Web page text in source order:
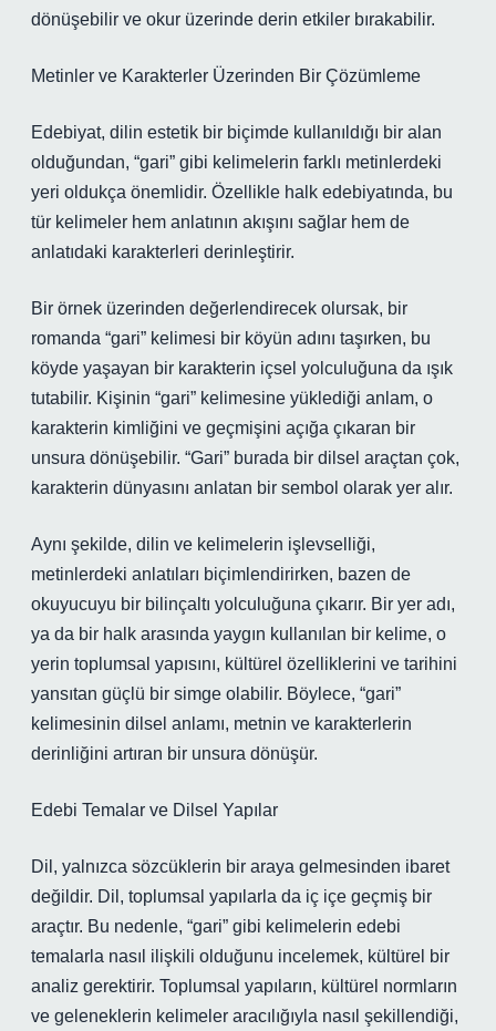
dönüşebilir ve okur üzerinde derin etkiler bırakabilir.
Metinler ve Karakterler Üzerinden Bir Çözümleme
Edebiyat, dilin estetik bir biçimde kullanıldığı bir alan
olduğundan, “gari” gibi kelimelerin farklı metinlerdeki
yeri oldukça önemlidir. Özellikle halk edebiyatında, bu
tür kelimeler hem anlatının akışını sağlar hem de
anlatıdaki karakterleri derinleştirir.
Bir örnek üzerinden değerlendirecek olursak, bir
romanda “gari” kelimesi bir köyün adını taşırken, bu
köyde yaşayan bir karakterin içsel yolculuğuna da ışık
tutabilir. Kişinin “gari” kelimesine yüklediği anlam, o
karakterin kimliğini ve geçmişini açığa çıkaran bir
unsura dönüşebilir. “Gari” burada bir dilsel araçtan çok,
karakterin dünyasını anlatan bir sembol olarak yer alır.
Aynı şekilde, dilin ve kelimelerin işlevselliği,
metinlerdeki anlatıları biçimlendirirken, bazen de
okuyucuyu bir bilinçaltı yolculuğuna çıkarır. Bir yer adı,
ya da bir halk arasında yaygın kullanılan bir kelime, o
yerin toplumsal yapısını, kültürel özelliklerini ve tarihini
yansıtan güçlü bir simge olabilir. Böylece, “gari”
kelimesinin dilsel anlamı, metnin ve karakterlerin
derinliğini artıran bir unsura dönüşür.
Edebi Temalar ve Dilsel Yapılar
Dil, yalnızca sözcüklerin bir araya gelmesinden ibaret
değildir. Dil, toplumsal yapılarla da iç içe geçmiş bir
araçtır. Bu nedenle, “gari” gibi kelimelerin edebi
temalarla nasıl ilişkili olduğunu incelemek, kültürel bir
analiz gerektirir. Toplumsal yapıların, kültürel normların
ve geleneklerin kelimeler aracılığıyla nasıl şekillendiği,